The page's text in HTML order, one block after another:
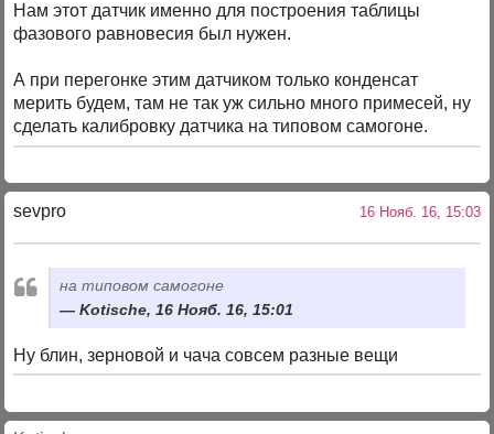
Нам этот датчик именно для построения таблицы
фазового равновесия был нужен.
А при перегонке этим датчиком только конденсат
мерить будем, там не так уж сильно много примесей, ну
сделать калибровку датчика на типовом самогоне.
sevpro 16 Нояб. 16, 15:03
на типовом самогоне
Kotische, 16 Нояб. 16, 15:01
Ну блин, зерновой и чача совсем разные вещи